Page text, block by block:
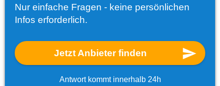
Nur einfache Fragen - keine persönlichen
Infos erforderlich.
Jetzt Anbieter finden
Antwort kommt innerhalb 24h